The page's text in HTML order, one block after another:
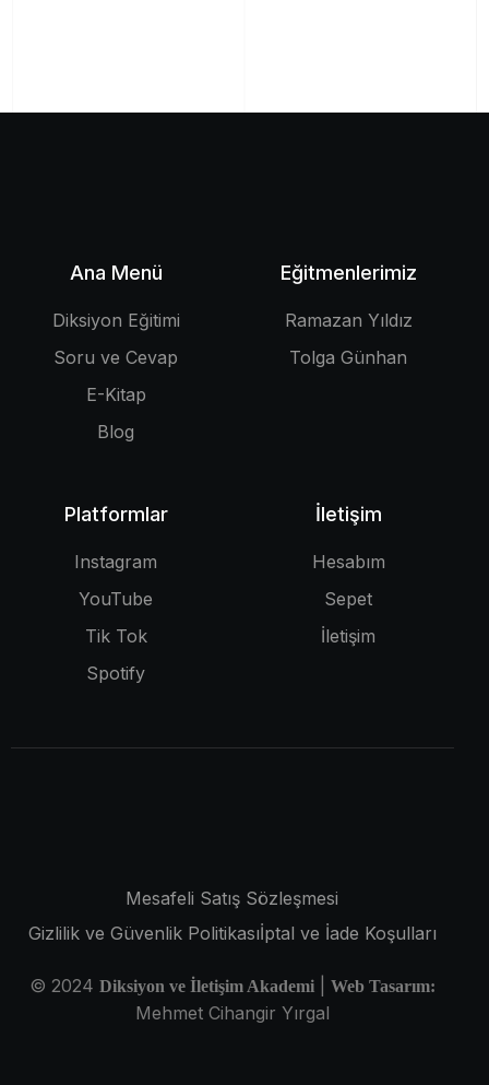
Ana Menü
Diksiyon Eğitimi
Soru ve Cevap
E-Kitap
Blog
Eğitmenlerimiz
Ramazan Yıldız
Tolga Günhan
Platformlar
Instagram
YouTube
Tik Tok
Spotify
İletişim
Hesabım
Sepet
İletişim
© 2024 Diksiyon ve İletişim Akademi| Web Tasarım:
Mehmet Cihangir Yırgal
Mesafeli Satış Sözleşmesi
Gizlilik ve Güvenlik Politikasıİptal ve İade Koşulları